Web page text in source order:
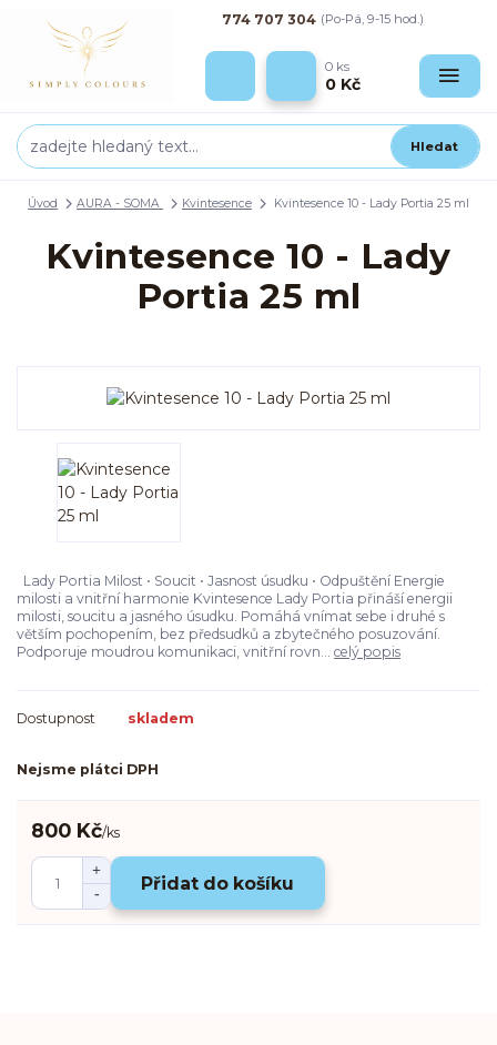
Hledat
774 707 304 (Po-Pá, 9-15 hod.)
0 ks
0 Kč
Úvod AURA - SOMA Kvintesence Kvintesence 10 - Lady Portia 25 ml
Kvintesence 10 - Lady
Portia 25 ml
Lady Portia Milost • Soucit • Jasnost úsudku • Odpuštění Energie
milosti a vnitřní harmonie Kvintesence Lady Portia přináší energii
milosti, soucitu a jasného úsudku. Pomáhá vnímat sebe i druhé s
větším pochopením, bez předsudků a zbytečného posuzování.
Podporuje moudrou komunikaci, vnitřní rovn... celý popis
Dostupnost skladem
Nejsme plátci DPH
800 Kč/ks
Přidat do košíku